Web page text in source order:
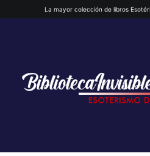
La mayor colección de libros